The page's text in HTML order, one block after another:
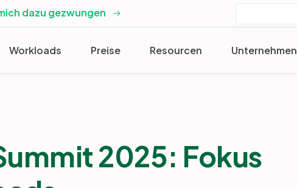
dazu gezwungen
Workloads Preise Resourcen Unternehmen
2025: Fokus